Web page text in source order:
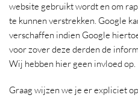
website gebruikt wordt en om
te kunnen verstrekken. Google
verschaffen indien Google
voor zover deze derden de
Wij hebben hier geen invloed op.
Graag wijzen we je er expliciet